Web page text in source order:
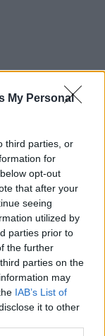
My Personal
third parties, or
for
opt-out
that after your
seeing
utilized by
parties prior to
the further
parties on the
may
IAB’s List of
it to other
NEXT ARTICLE